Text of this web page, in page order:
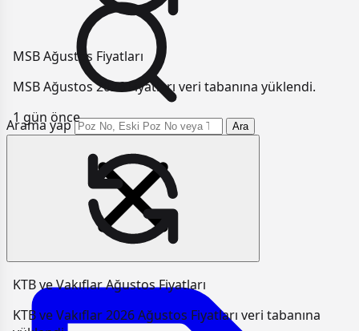
Arama yap Ara
MSB Ağustos Fiyatları
MSB Ağustos 2026 Fiyatları veri tabanına yüklendi.
1 gün önce
KTB ve Vakıflar Ağustos Fiyatları
KTB ve Vakıflar 2026 Ağustos Fiyatları veri tabanına